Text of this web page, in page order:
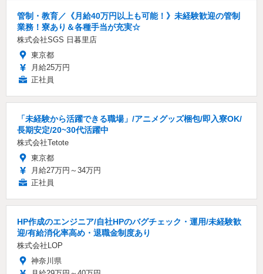
管制・教育／《月給40万円以上も可能！》未経験歓迎の管制
業務！寮あり＆各種手当が充実☆
株式会社SGS 日暮里店
東京都
月給25万円
正社員
「未経験から活躍できる職場」/アニメグッズ梱包/即入寮OK/
長期安定/20~30代活躍中
株式会社Tetote
東京都
月給27万円～34万円
正社員
HP作成のエンジニア/自社HPのバグチェック・運用/未経験歓
迎/有給消化率高め・退職金制度あり
株式会社LOP
神奈川県